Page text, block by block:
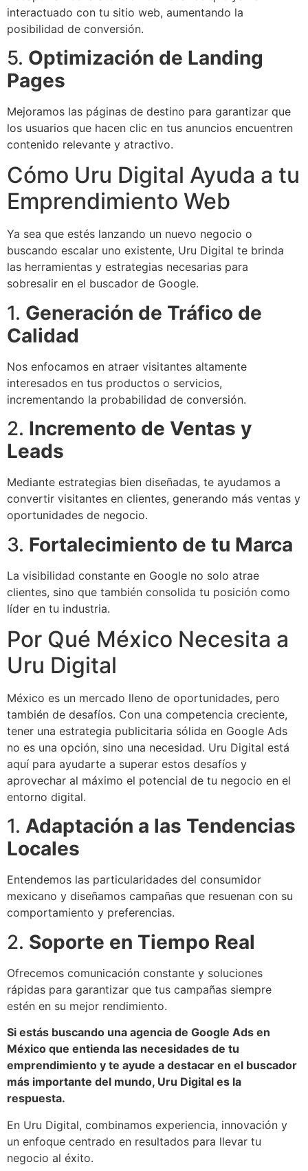
interactuado con tu sitio web, aumentando la
posibilidad de conversión.
5. Optimización de Landing
Pages
Mejoramos las páginas de destino para garantizar que
los usuarios que hacen clic en tus anuncios encuentren
contenido relevante y atractivo.
Cómo Uru Digital Ayuda a tu
Emprendimiento Web
Ya sea que estés lanzando un nuevo negocio o
buscando escalar uno existente, Uru Digital te brinda
las herramientas y estrategias necesarias para
sobresalir en el buscador de Google.
1. Generación de Tráfico de
Calidad
Nos enfocamos en atraer visitantes altamente
interesados en tus productos o servicios,
incrementando la probabilidad de conversión.
2. Incremento de Ventas y
Leads
Mediante estrategias bien diseñadas, te ayudamos a
convertir visitantes en clientes, generando más ventas y
oportunidades de negocio.
3. Fortalecimiento de tu Marca
La visibilidad constante en Google no solo atrae
clientes, sino que también consolida tu posición como
líder en tu industria.
Por Qué México Necesita a
Uru Digital
México es un mercado lleno de oportunidades, pero
también de desafíos. Con una competencia creciente,
tener una estrategia publicitaria sólida en Google Ads
no es una opción, sino una necesidad. Uru Digital está
aquí para ayudarte a superar estos desafíos y
aprovechar al máximo el potencial de tu negocio en el
entorno digital.
1. Adaptación a las Tendencias
Locales
Entendemos las particularidades del consumidor
mexicano y diseñamos campañas que resuenan con su
comportamiento y preferencias.
2. Soporte en Tiempo Real
Ofrecemos comunicación constante y soluciones
rápidas para garantizar que tus campañas siempre
estén en su mejor rendimiento.
Si estás buscando una agencia de Google Ads en
México que entienda las necesidades de tu
emprendimiento y te ayude a destacar en el buscador
más importante del mundo, Uru Digital es la
respuesta.
En Uru Digital, combinamos experiencia, innovación y
un enfoque centrado en resultados para llevar tu
negocio al éxito.